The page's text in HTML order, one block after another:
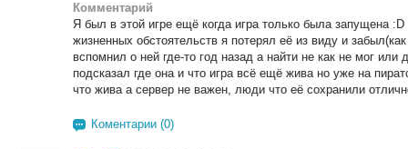
Комментарий
Я был в этой игре ещё когда игра только была запущена
жизненных обстоятельств я потерял её из виду и
вспомнил о ней где-то год назад а найти не как не мог
подсказал где она и что игра всё ещё жива но уже на
что жива а сервер не важен, люди что её сохранили
Коментарии (0)